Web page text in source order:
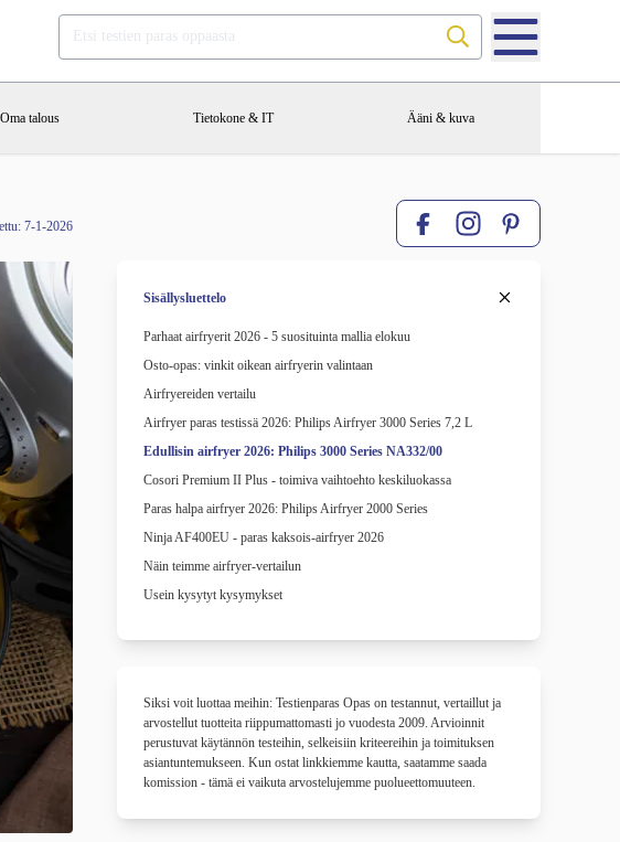
Oma talous Tietokone & IT Ääni & kuva
7-1-2026
FacebookInstagramPinterest
Sisällysluettelo
Parhaat airfryerit 2026 - 5 suosituinta mallia elokuu
Osto-opas: vinkit oikean airfryerin valintaan
Airfryereiden vertailu
Airfryer paras testissä 2026: Philips Airfryer 3000 Series 7,2 L
Edullisin airfryer 2026: Philips 3000 Series NA332/00
Cosori Premium II Plus - toimiva vaihtoehto keskiluokassa
Paras halpa airfryer 2026: Philips Airfryer 2000 Series
Ninja AF400EU - paras kaksois-airfryer 2026
Näin teimme airfryer-vertailun
Usein kysytyt kysymykset
Siksi voit luottaa meihin: Testienparas Opas on testannut, vertaillut ja
arvostellut tuotteita riippumattomasti jo vuodesta 2009. Arvioinnit
perustuvat käytännön testeihin, selkeisiin kriteereihin ja toimituksen
asiantuntemukseen. Kun ostat linkkiemme kautta, saatamme saada
komission - tämä ei vaikuta arvostelujemme puolueettomuuteen.